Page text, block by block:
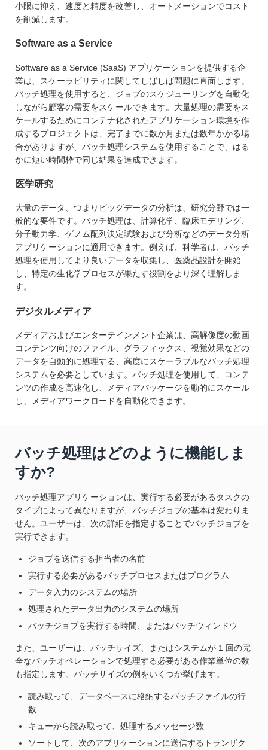
小限に抑え、速度と精度を改善し、オートメーションでコスト
を削減します。
Software as a Service
Software as a Service (SaaS) アプリケーションを提供する企
業は、スケーラビリティに関してしばしば問題に直面します。
バッチ処理を使用すると、ジョブのスケジューリングを自動化
しながら顧客の需要をスケールできます。大量処理の需要をス
ケールするためにコンテナ化されたアプリケーション環境を作
成するプロジェクトは、完了までに数か月または数年かかる場
合がありますが、バッチ処理システムを使用することで、はる
かに短い時間枠で同じ結果を達成できます。
医学研究
大量のデータ、つまりビッグデータの分析は、研究分野では一
般的な要件です。バッチ処理は、計算化学、臨床モデリング、
分子動力学、ゲノム配列決定試験および分析などのデータ分析
アプリケーションに適用できます。例えば、科学者は、バッチ
処理を使用してより良いデータを収集し、医薬品設計を開始
し、特定の生化学プロセスが果たす役割をより深く理解しま
す。
デジタルメディア
メディアおよびエンターテインメント企業は、高解像度の動画
コンテンツ向けのファイル、グラフィックス、視覚効果などの
データを自動的に処理する、高度にスケーラブルなバッチ処理
システムを必要としています。バッチ処理を使用して、コンテ
ンツの作成を高速化し、メディアパッケージを動的にスケール
し、メディアワークロードを自動化できます。
バッチ処理はどのように機能しま
すか?
バッチ処理アプリケーションは、実行する必要があるタスクの
タイプによって異なりますが、バッチジョブの基本は変わりま
せん。ユーザーは、次の詳細を指定することでバッチジョブを
実行できます。
ジョブを送信する担当者の名前
実行する必要があるバッチプロセスまたはプログラム
データ入力のシステムの場所
処理されたデータ出力のシステムの場所
バッチジョブを実行する時間、またはバッチウィンドウ
また、ユーザーは、バッチサイズ、またはシステムが 1 回の完
全なバッチオペレーションで処理する必要がある作業単位の数
も指定します。バッチサイズの例をいくつか挙げます。
読み取って、データベースに格納するバッチファイルの行
数
キューから読み取って、処理するメッセージ数
ソートして、次のアプリケーションに送信するトランザク